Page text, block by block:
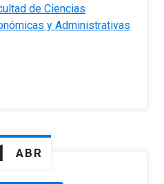
de Ciencias
y Administrativas
ABR